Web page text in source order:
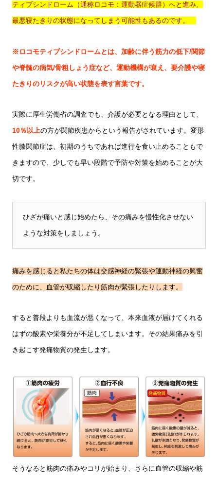
ティブシンドローム（通称ロコモ：運動器症候群）へと進み、
最悪寝たきりの状態になってしまう可能性もあるのです。
※ロコモティブシンドロームとは、加齢に伴う筋力の低下/関節
や脊髄の病気/骨粗しょう症など、運動機構が衰え、要介護や寝
たきりのリスクが高い状態を表す言葉です。
実際に厚生労働省の調査でも、介護が必要となる理由として、
10％以上の方が関節疾患からという報告がされています。変形
性膝関節症は、初期のうちであれば進行を食い止めることもで
きますので、少しでも早い段階で予防や対策を始めることが大
切です。
ひざが痛いと感じ始めたら、その痛みを慢性化させない
ような対策をしましょう。
痛みを感じると私たちの体は交感神経の緊張や運動神経の興奮
のために、血管が収縮したり筋肉が緊張したりします。
すると普段よりも血流が悪くなって、本来血液が届けてくれる
はずの酸素や栄養分が不足してしまいます。その結果痛みを引
き起こす発痛物質の発生します。
そうなると筋肉の痛みやコリが始まり、さらに血管の収縮や筋